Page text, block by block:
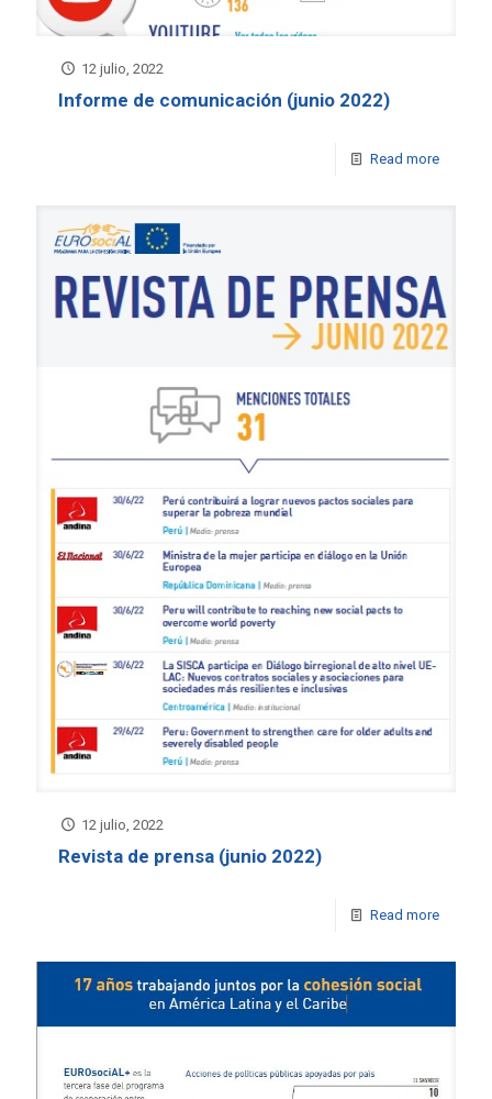
12 julio, 2022
Informe de comunicación (junio 2022)
Read more
12 julio, 2022
Revista de prensa (junio 2022)
Read more